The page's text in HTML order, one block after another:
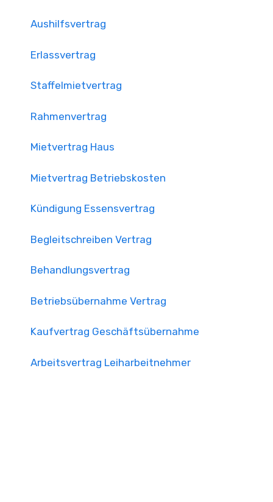
Aushilfsvertrag
Erlassvertrag
Staffelmietvertrag
Rahmenvertrag
Mietvertrag Haus
Mietvertrag Betriebskosten
Kündigung Essensvertrag
Begleitschreiben Vertrag
Behandlungsvertrag
Betriebsübernahme Vertrag
Kaufvertrag Geschäftsübernahme
Arbeitsvertrag Leiharbeitnehmer